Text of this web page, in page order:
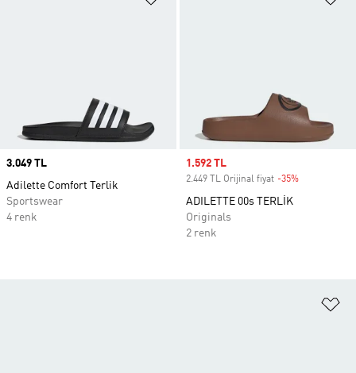
Price
3.049 TL
Adilette Comfort Terlik
Sportswear
4 renk
Sale price
1.592 TL
2.449 TL Orijinal fiyat -35%
ADILETTE 00s TERLİK
Originals
2 renk